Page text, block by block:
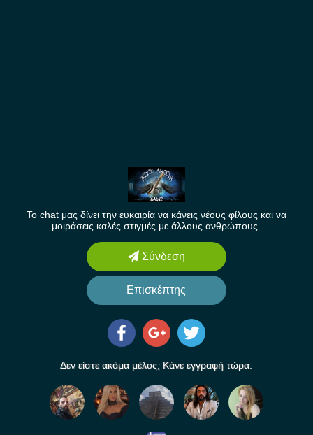
To chat μας δίνει την ευκαιρία να κάνεις νέους φίλους και να
μοιράσεις καλές στιγμές με άλλους ανθρώπους.
Σύνδεση
Επισκέπτης
Δεν είστε ακόμα μέλος; Κάνε εγγραφή τώρα.